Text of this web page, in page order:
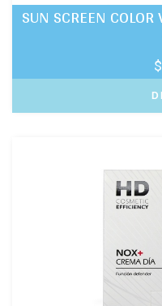
SUN SCREEN